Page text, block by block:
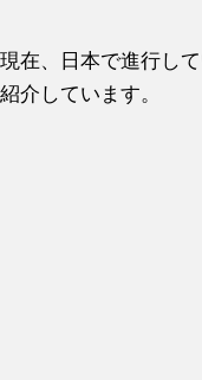
在、日本で進行し
介しています。